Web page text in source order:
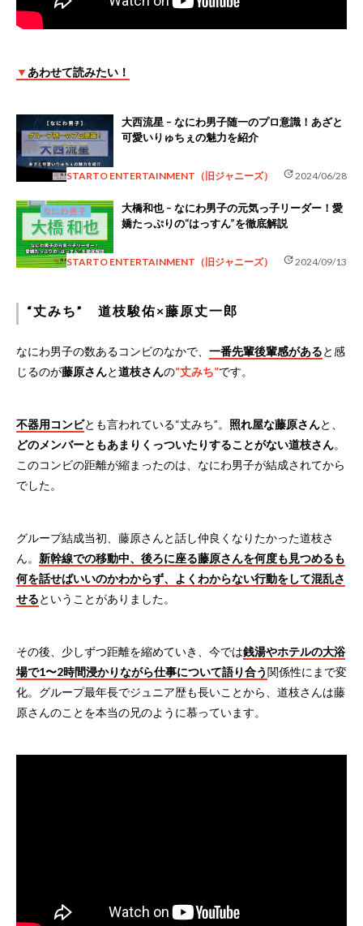
▼ あわせて読みたい！
大西流星 – なにわ男子随一のプロ意識！あざと
可愛いりゅちぇの魅力を紹介
STARTO ENTERTAINMENT（旧ジャニーズ） update2024/06/28
大橋和也 – なにわ男子の元気っ子リーダー！愛
嬌たっぷりの“はっすん”を徹底解説
STARTO ENTERTAINMENT（旧ジャニーズ） update2024/09/13
“丈みち” 道枝駿佑×藤原丈一郎
なにわ男子の数あるコンビのなかで、 一番先輩後輩感があると感
じるのが藤原さんと道枝さんの“丈みち”です。
不器用コンビとも言われている“丈みち”。 照れ屋な藤原さんと、
どのメンバーともあまりくっついたりすることがない道枝さん。
このコンビの距離が縮まったのは、なにわ男子が結成されてから
でした。
グループ結成当初、藤原さんと話し仲良くなりたかった道枝さ
ん。 新幹線での移動中、後ろに座る藤原さんを何度も見つめるも
何を話せばいいのかわからず、よくわからない行動をして混乱さ
せるということがありました。
その後、少しずつ距離を縮めていき、今では銭湯やホテルの大浴
場で1〜2時間浸かりながら仕事について語り合う関係性にまで変
化。グループ最年長でジュニア歴も長いことから、道枝さんは藤
原さんのことを本当の兄のように慕っています。